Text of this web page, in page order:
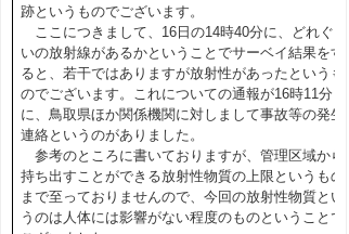
跡というものでございます。
ここにつきまして、16日の14時40分に、どれぐら
いの放射線があるかということでサーベイ結果をす
ると、若干ではありますが放射性があったというも
のでございます。これについての通報が16時11分
に、鳥取県ほか関係機関に対しまして事故等の発生
連絡というのがありました。
参考のところに書いておりますが、管理区域から
持ち出すことができる放射性物質の上限というもの
まで至っておりませんので、今回の放射性物質とい
うのは人体には影響がない程度のものということで